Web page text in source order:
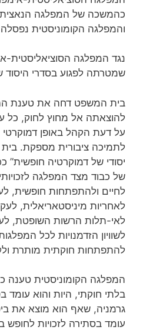
והמפלגה הקומוניסטית נפסלה ב-
נגד המפלגה הסוציאליסטית-
שמטרתה לפגוע בסדרי היסוד
בית המשפט דחה את טענת
להוצאתה אל מחוץ לחוק, כל
על דעת הקהל באופן
לתמיכה ציבורית מספקת.
יסודי של דמוקרטיה חופשית”
של כבוד מצד המפלגה
לחיים ולהתפתחות חופשית,
לאחריות מיניסטאריאלית,
לאי-תלות הרשות השופטת,
לשוויון הזדמנויות לכל
להתפתחות חוקתית מותרת
המפלגה הקומוניסטית טענה
בלתי חוקתי, היות והוא עומד
גרמניה, שאף הוא מוצא את
עומד בסתירה לזכויות לחופש